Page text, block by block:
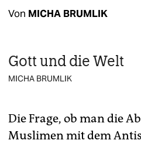
Von MICHA BRUMLIK
Gott und die Welt
MICHA BRUMLIK
Die Frage, ob man die
Muslimen mit dem